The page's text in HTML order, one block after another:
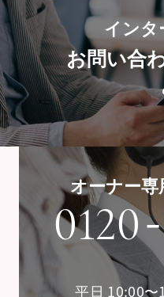
インタ
お問い合
オーナー
0120-
平日 10:00〜